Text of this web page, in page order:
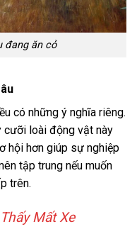
đang ăn cỏ
có những ý nghĩa riêng.
cưỡi loài động vật này
hội hơn giúp sự nghiệp
tập trung nếu muốn
trên.
Mất Xe